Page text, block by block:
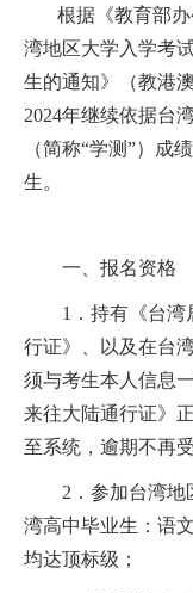
根据《教育部
湾地区大学入学考
生的通知》（教港
2024年继续依据台
（简称“学测”）成
生。
一、报名资格
1 ．持有《台
行证》、以及在台
须与考生本人信息
来往大陆通行证》
至系统，逾期不再受
2 ．参加台湾
湾高中毕业生：语
均达顶标级；